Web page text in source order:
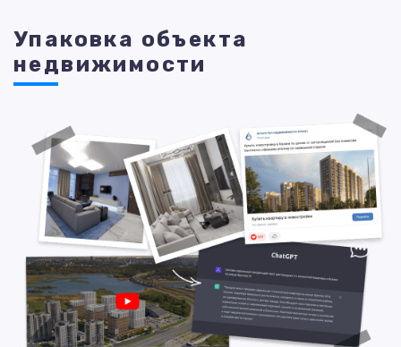
Упаковка объекта
недвижимости